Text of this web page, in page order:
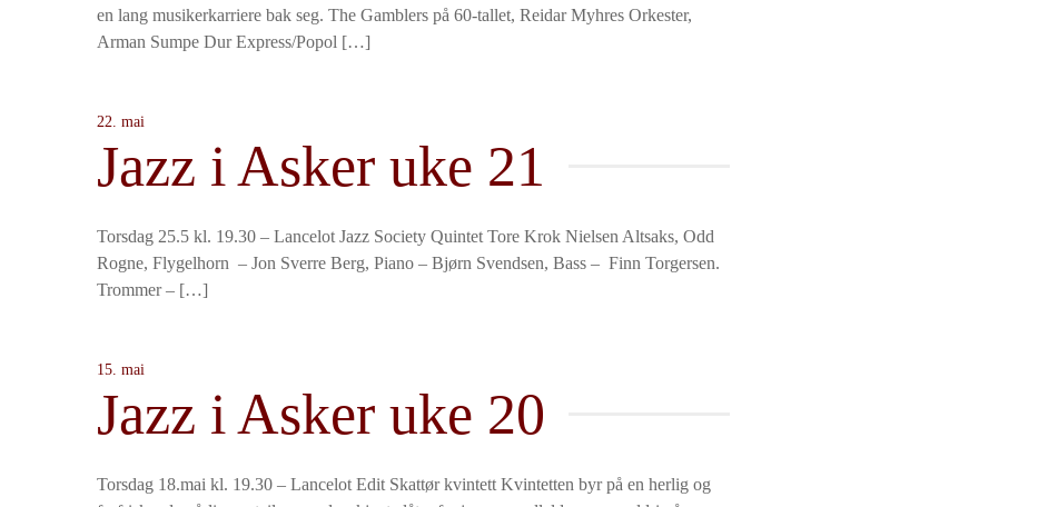
en lang musikerkarriere bak seg. The Gamblers på 60-tallet, Reidar Myhres Orkester,
Arman Sumpe Dur Express/Popol […]
22. mai
Jazz i Asker uke 21
Torsdag 25.5 kl. 19.30 – Lancelot Jazz Society Quintet Tore Krok Nielsen Altsaks, Odd
Rogne, Flygelhorn – Jon Sverre Berg, Piano – Bjørn Svendsen, Bass – Finn Torgersen.
Trommer – […]
15. mai
Jazz i Asker uke 20
Torsdag 18.mai kl. 19.30 – Lancelot Edit Skattør kvintett Kvintetten byr på en herlig og